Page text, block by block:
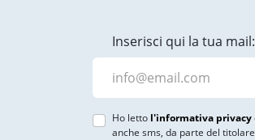
Inserisci qui la tua mail:
Ho letto l'informativa privacy
anche sms, da parte del titolare